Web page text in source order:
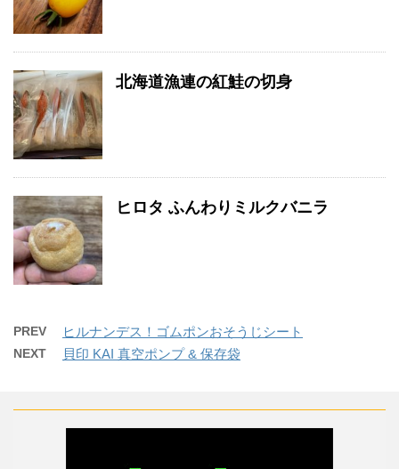
北海道漁連の紅鮭の切身
ヒロタ ふんわりミルクバニラ
PREV ヒルナンデス！ゴムポンおそうじシート
NEXT 貝印 KAI 真空ポンプ & 保存袋